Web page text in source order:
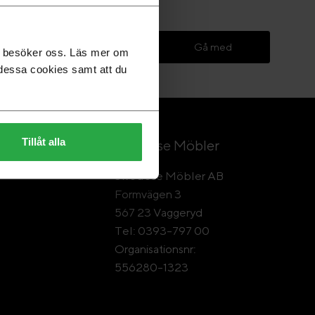
oss. Läs mer om
cookies samt att du
Tillåt alla
Gå med
Swedese Möbler
Swedese Möbler AB
Formvägen 3
567 23 Vaggeryd
Tel: 0393-797 00
Organisationsnr:
556280-1323